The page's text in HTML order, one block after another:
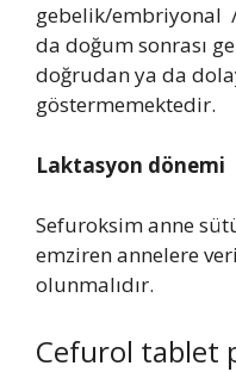
gebelik/embriyonal
da doğum sonrası
doğrudan ya da
göstermemektedir.
Laktasyon dönemi
Sefuroksim anne
emziren annelere
olunmalıdır.
Cefurol tablet